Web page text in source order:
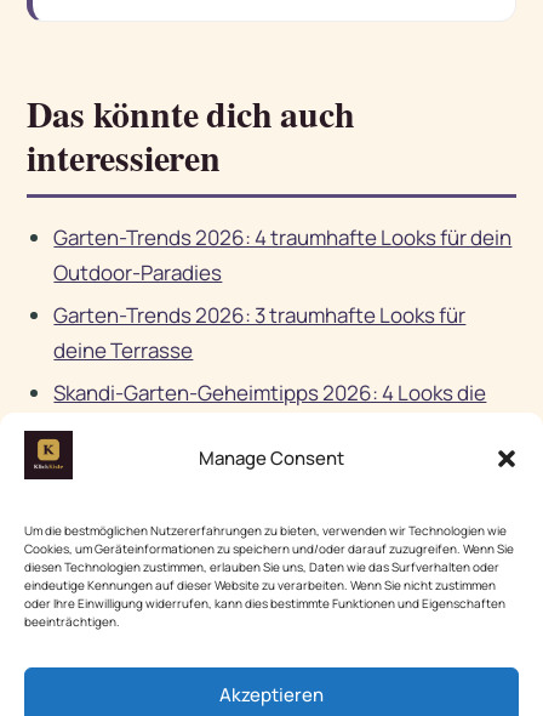
Manage Consent
Um die bestmöglichen Nutzererfahrungen zu bieten, verwenden wir Technologien wie
Cookies, um Geräteinformationen zu speichern und/oder darauf zuzugreifen. Wenn Sie
diesen Technologien zustimmen, erlauben Sie uns, Daten wie das Surfverhalten oder
eindeutige Kennungen auf dieser Website zu verarbeiten. Wenn Sie nicht zustimmen
oder Ihre Einwilligung widerrufen, kann dies bestimmte Funktionen und Eigenschaften
beeinträchtigen.
Akzeptieren
Das könnte dich auch
interessieren
Garten-Trends 2026: 4 traumhafte Looks für dein
Outdoor-Paradies
Garten-Trends 2026: 3 traumhafte Looks für
deine Terrasse
Skandi-Garten-Geheimtipps 2026: 4 Looks die
jetzt im Trend liegen
Wohnen Deko
Mehr aus Wohnen Deko
Bundesverband Garten und